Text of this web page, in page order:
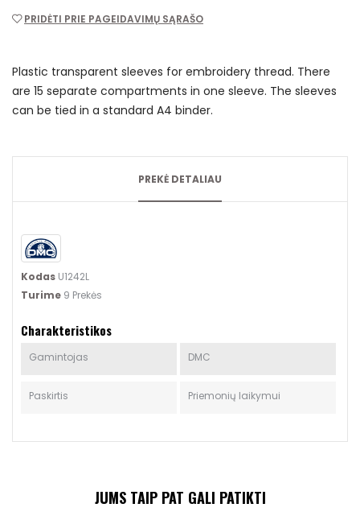
PRIDĖTI PRIE PAGEIDAVIMŲ SĄRAŠO
Plastic transparent sleeves for embroidery thread. There
are 15 separate compartments in one sleeve. The sleeves
can be tied in a standard A4 binder.
PREKĖ DETALIAU
Kodas U1242L
Turime 9 Prekės
Charakteristikos
Gamintojas DMC
Paskirtis Priemonių laikymui
JUMS TAIP PAT GALI PATIKTI